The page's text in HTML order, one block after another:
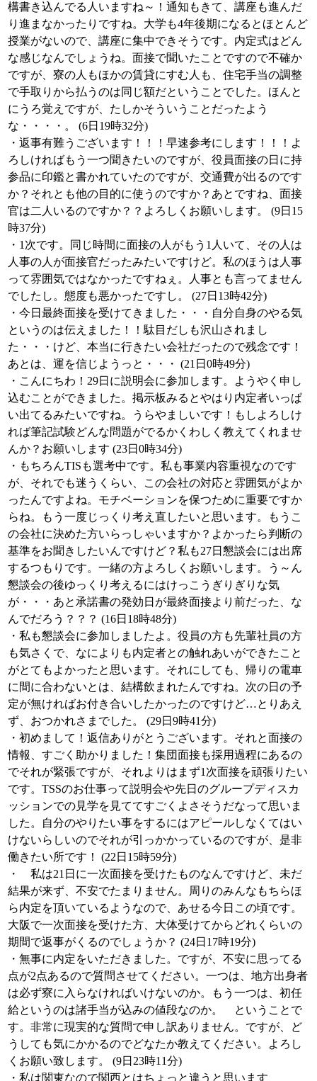
構書き込んでる人いますね～！通知もきて、講座も進んだ
り進まなかったりですね。大学も4年後期になるとほとんど
授業がないので、講座に集中できそうです。内定式はどん
な感じなんでしょうね。面接で聞いたことですので不確か
ですが、寮の人もほかの賃貸にすむ人も、住宅手当の調整
で手取りから払うのは同じ額だということでした。ほんと
にうろ覚えですが、たしかそういうことだったよう
な・・・・。 (6日19時32分)
・返事有難うございます！！！早速参考にします！！！よ
ろしければもう一つ聞きたいのですが、役員面接の日に持
参品に印鑑と書かれていたのですが、交通費が出るのです
か？それとも他の目的に使うのですか？あとですね、面接
官は二人いるのですか？？よろしくお願いします。 (9日15
時37分)
・1次です。同じ時間に面接の人がもう1人いて、その人は
人事の人が面接官だったみたいですけど。私のほうは人事
って雰囲気ではなかったですねぇ。人事とも言ってません
でしたし。態度も悪かったですし。 (27日13時42分)
・今日最終面接を受けてきました・・・自分自身のやる気
というのは伝えました！！駄目だしも沢山されまし
た・・・けど、本当に行きたい会社だったので残念です！
あとは、運を信じようっと・・・ (21日0時49分)
・こんにちわ！29日に説明会に参加します。ようやく申し
込むことができました。掲示板みるとやはり内定者いっぱ
い出てるみたいですね。うらやましいです！もしよろしけ
れば筆記試験どんな問題がでるかくわしく教えてくれませ
んか？お願いします (23日0時34分)
・もちろんTISも選考中です。私も事業内容重視なのです
が、それでも迷うくらい、この会社の対応と雰囲気がよか
ったんですよね。モチベーションを保つために重要ですか
らね。もう一度じっくり考え直したいと思います。もうこ
の会社に決めた方いらっしゃいますか？よかったら判断の
基準をお聞きしたいんですけど？私も27日懇談会には出席
するつもりです。一緒の方よろしくお願いします。う～ん
懇談会の後ゆっくり考えるにはけっこうぎりぎりな気
が・・・あと承諾書の発効日が最終面接より前だった、な
んでだろう？？？ (16日18時48分)
・私も懇談会に参加しましたよ。役員の方も先輩社員の方
も気さくで、なによりも内定者との触れあいができたこと
がとてもよかったと思います。それにしても、帰りの電車
に間に合わないとは、結構飲まれたんですね。次の日の予
定が無ければお付き合いしたかったのですけど…とりあえ
ず、おつかれさまでした。 (29日9時41分)
・初めまして！返信ありがとうございます。それと面接の
情報、すごく助かりました！集団面接も採用過程にあるの
でそれが緊張ですが、それよりはまず1次面接を頑張りたい
です。TSSのお仕事って説明会や先日のグループディスカ
ッションでの見学を見ててすごくよさそうだなって思いま
した。自分のやりたい事をするにはアピールしなくてはい
けないらしいのでそれが引っかかっているのですが、是非
働きたい所です！ (22日15時59分)
・ 私は21日に一次面接を受けたものなんですけど、未だ
結果が来ず、不安でたまりません。周りのみんなもちらほ
ら内定を頂いているようなので、あせる今日この頃です。
大阪で一次面接を受けた方、大体受けてからどれくらいの
期間で返事がくるのでしょうか？ (24日17時19分)
・無事に内定をいただきました。ですが、不安に思ってる
点が2点あるので質問させてください。一つは、地方出身者
は必ず寮に入らなければいけないのか。もう一つは、初任
給というのは諸手当が込みの値段なのか。 ということで
す。非常に現実的な質問で申し訳ありません。ですが、ど
うしても気にかかるのでどなたか教えてください。よろし
くお願い致します。 (9日23時11分)
・私は関東なので関西とはちょっと違うと思います